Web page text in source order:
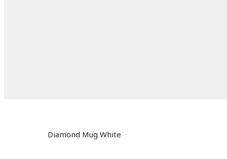
Diamond Mug White